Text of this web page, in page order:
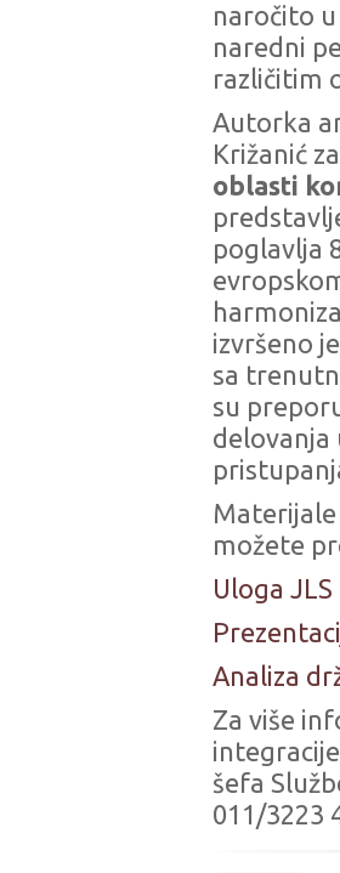
naročito
naredni
različitim
Autorka
Križanić
oblasti
poglavlja
izvršeno
sa
su
delovanja
možete
Uloga
Analiza
Za više
šefa
011/3223